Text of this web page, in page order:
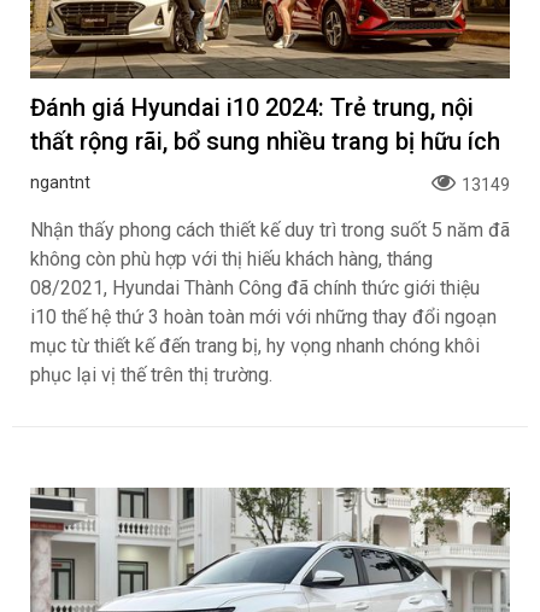
Đánh giá Hyundai i10 2024: Trẻ trung, nội
thất rộng rãi, bổ sung nhiều trang bị hữu ích
ngantnt 13149
Nhận thấy phong cách thiết kế duy trì trong suốt 5 năm đã
không còn phù hợp với thị hiếu khách hàng, tháng
08/2021, Hyundai Thành Công đã chính thức giới thiệu
i10 thế hệ thứ 3 hoàn toàn mới với những thay đổi ngoạn
mục từ thiết kế đến trang bị, hy vọng nhanh chóng khôi
phục lại vị thế trên thị trường.